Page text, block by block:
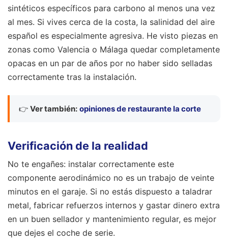
sintéticos específicos para carbono al menos una vez
al mes. Si vives cerca de la costa, la salinidad del aire
español es especialmente agresiva. He visto piezas en
zonas como Valencia o Málaga quedar completamente
opacas en un par de años por no haber sido selladas
correctamente tras la instalación.
👉 Ver también: opiniones de restaurante la corte
Verificación de la realidad
No te engañes: instalar correctamente este
componente aerodinámico no es un trabajo de veinte
minutos en el garaje. Si no estás dispuesto a taladrar
metal, fabricar refuerzos internos y gastar dinero extra
en un buen sellador y mantenimiento regular, es mejor
que dejes el coche de serie.